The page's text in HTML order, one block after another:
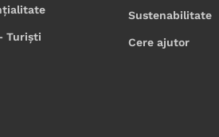
Turiști
Sustenabilitate
Cere ajutor